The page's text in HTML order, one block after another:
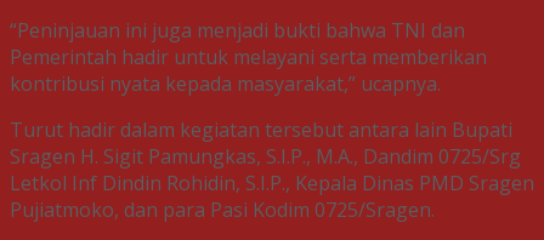
“Peninjauan ini juga menjadi bukti bahwa TNI dan
Pemerintah hadir untuk melayani serta memberikan
kontribusi nyata kepada masyarakat,” ucapnya.
Turut hadir dalam kegiatan tersebut antara lain Bupati
Sragen H. Sigit Pamungkas, S.I.P., M.A., Dandim 0725/Srg
Letkol Inf Dindin Rohidin, S.I.P., Kepala Dinas PMD Sragen
Pujiatmoko, dan para Pasi Kodim 0725/Sragen.